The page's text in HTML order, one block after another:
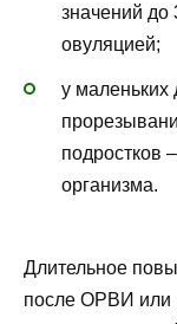
значений до
овуляцией;
у маленьких
подростков
организма.
Длительное
после ОРВИ или